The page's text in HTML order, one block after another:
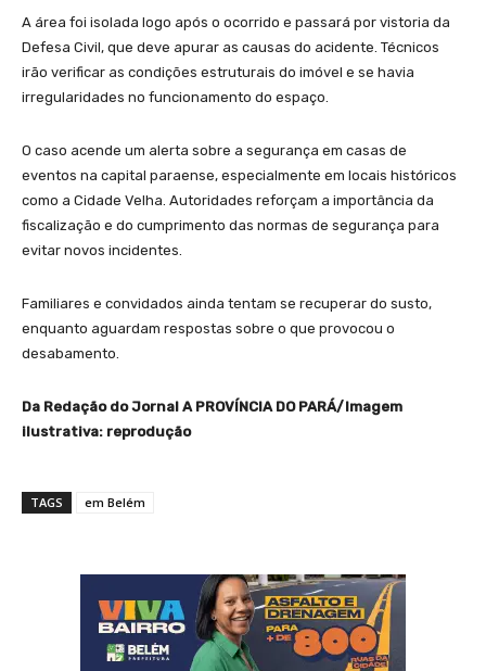
A área foi isolada logo após o ocorrido e passará por vistoria da
Defesa Civil, que deve apurar as causas do acidente. Técnicos
irão verificar as condições estruturais do imóvel e se havia
irregularidades no funcionamento do espaço.
O caso acende um alerta sobre a segurança em casas de
eventos na capital paraense, especialmente em locais históricos
como a Cidade Velha. Autoridades reforçam a importância da
fiscalização e do cumprimento das normas de segurança para
evitar novos incidentes.
Familiares e convidados ainda tentam se recuperar do susto,
enquanto aguardam respostas sobre o que provocou o
desabamento.
Da Redação do Jornal A PROVÍNCIA DO PARÁ/Imagem
ilustrativa: reprodução
TAGS em Belém